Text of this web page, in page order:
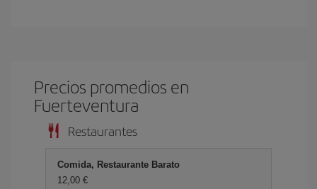
Precios promedios en
Fuerteventura
Restaurantes
Comida, Restaurante Barato
12,00 €